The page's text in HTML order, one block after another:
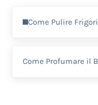
Come Pulire
Come Profumare il